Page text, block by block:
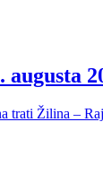
trati Žilina –